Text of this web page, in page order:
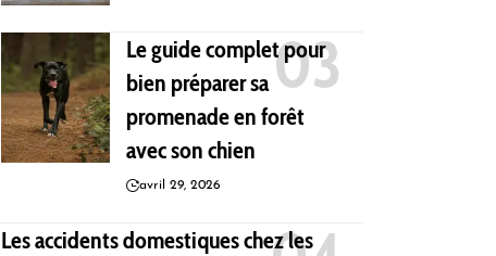
Le guide complet pour
bien préparer sa
promenade en forêt
avec son chien
avril 29, 2026
Les accidents domestiques chez les